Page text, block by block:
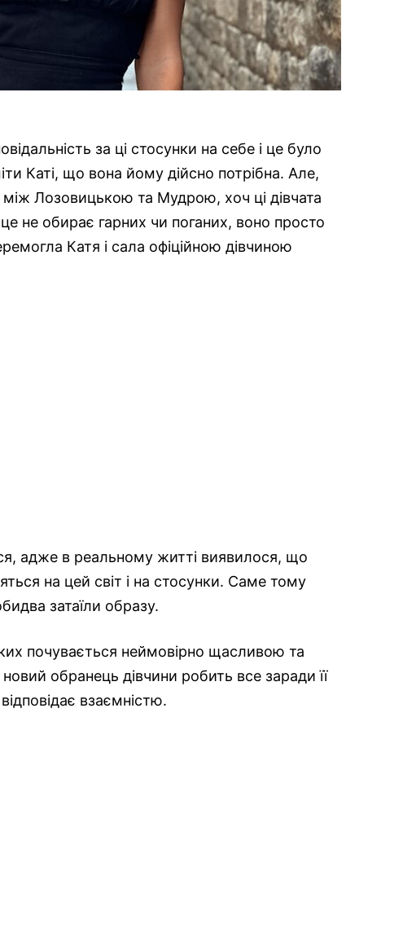
за ці стосунки на себе і це було
Каті, що вона йому дійсно потрібна. Але,
Лозовицькою та Мудрою, хоч ці дівчата
не обирає гарних чи поганих, воно просто
Катя і сала офіційною дівчиною
адже в реальному житті виявилося, що
на цей світ і на стосунки. Саме тому
затаїли образу.
почувається неймовірно щасливою та
обранець дівчини робить все заради її
взаємністю.